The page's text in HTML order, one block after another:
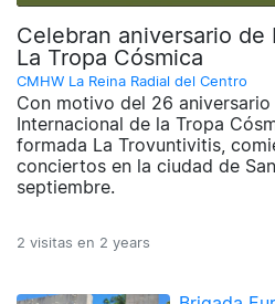
Celebran aniversario
La Tropa Cósmica
CMHW La Reina Radial del Centro
Con motivo del 26 aniversario
Internacional de la Tropa
formada La Trovuntivitis,
conciertos en la ciudad de
septiembre.
2 visitas en 2 years